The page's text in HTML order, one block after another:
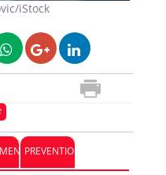
iStock
PREVENTION